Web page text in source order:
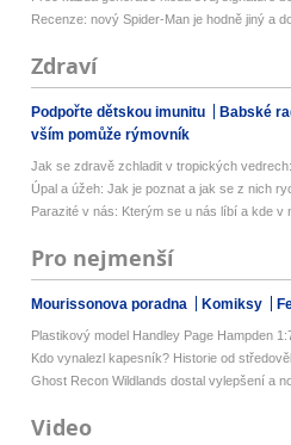
Recenze: nový Spider-Man je hodně jiný a
Zdraví
Podpořte dětskou imunitu Babské
vším pomůže rýmovník
Jak se zdravě zchladit v tropických
Úpal a úžeh: Jak je poznat a jak se z nich
Parazité v nás: Kterým se u nás líbí a kde v
Pro nejmenší
Mourissonova poradna Komiksy
Plastikový model Handley Page Hampden
Kdo vynalezl kapesník? Historie od
Ghost Recon Wildlands dostal vylepšení a
Video